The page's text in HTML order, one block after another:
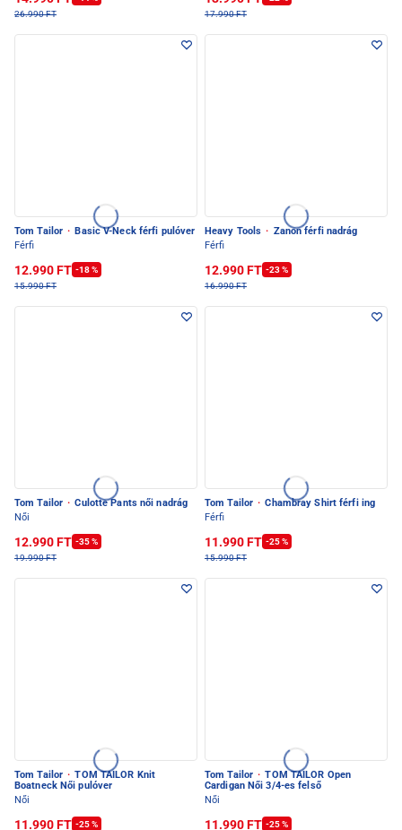
26.990 FT
17.990 FT
Tom Tailor · Basic V-Neck férfi pulóver
Férfi
12.990 FT -18 %
15.990 FT
Heavy Tools · Zanon férfi nadrág
Férfi
12.990 FT -23 %
16.990 FT
Tom Tailor · Culotte Pants női nadrág
Női
12.990 FT -35 %
19.990 FT
Tom Tailor · Chambray Shirt férfi ing
Férfi
11.990 FT -25 %
15.990 FT
Tom Tailor · TOM TAILOR Knit
Boatneck Női pulóver
Női
11.990 FT -25 %
Tom Tailor · TOM TAILOR Open
Cardigan Női 3/4-es felső
Női
11.990 FT -25 %